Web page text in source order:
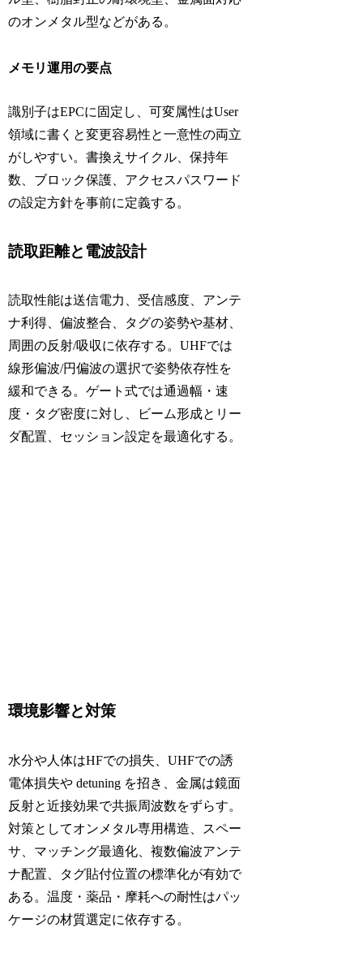
のオンメタル型などがある。
メモリ運用の要点
識別子はEPCに固定し、可変属性はUser
領域に書くと変更容易性と一意性の両立
がしやすい。書換えサイクル、保持年
数、ブロック保護、アクセスパスワード
の設定方針を事前に定義する。
読取距離と電波設計
読取性能は送信電力、受信感度、アンテ
ナ利得、偏波整合、タグの姿勢や基材、
周囲の反射/吸収に依存する。UHFでは
線形偏波/円偏波の選択で姿勢依存性を
緩和できる。ゲート式では通過幅・速
度・タグ密度に対し、ビーム形成とリー
ダ配置、セッション設定を最適化する。
環境影響と対策
水分や人体はHFでの損失、UHFでの誘
電体損失や detuning を招き、金属は鏡面
反射と近接効果で共振周波数をずらす。
対策としてオンメタル専用構造、スペー
サ、マッチング最適化、複数偏波アンテ
ナ配置、タグ貼付位置の標準化が有効で
ある。温度・薬品・摩耗への耐性はパッ
ケージの材質選定に依存する。